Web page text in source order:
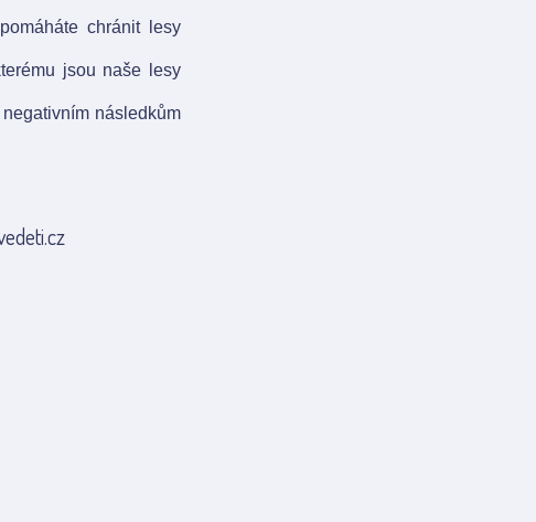
chránit lesy
jsou naše lesy
následkům